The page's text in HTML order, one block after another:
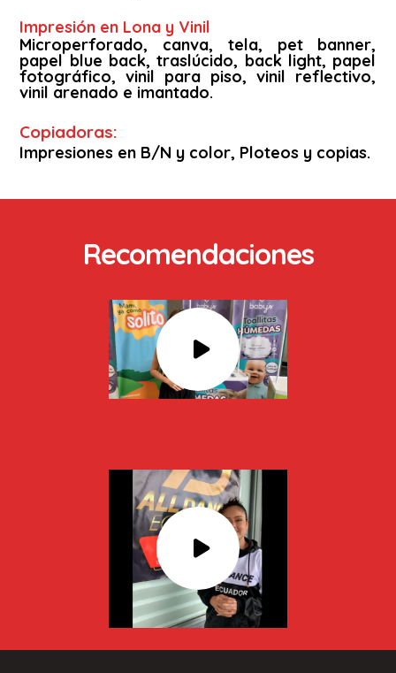
Impresión en Lona y Vinil
Microperforado, canva, tela, pet banner,
papel blue back, traslúcido, back light, papel
fotográfico, vinil para piso, vinil reflectivo,
vinil arenado e imantado.
Copiadoras:
Impresiones en B/N y color, Ploteos y copias.
Recomendaciones